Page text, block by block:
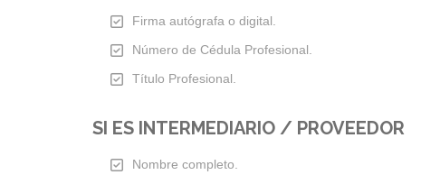
Firma autógrafa o digital.
Número de Cédula Profesional.
Título Profesional.
SI ES INTERMEDIARIO / PROVEEDOR
Nombre completo.